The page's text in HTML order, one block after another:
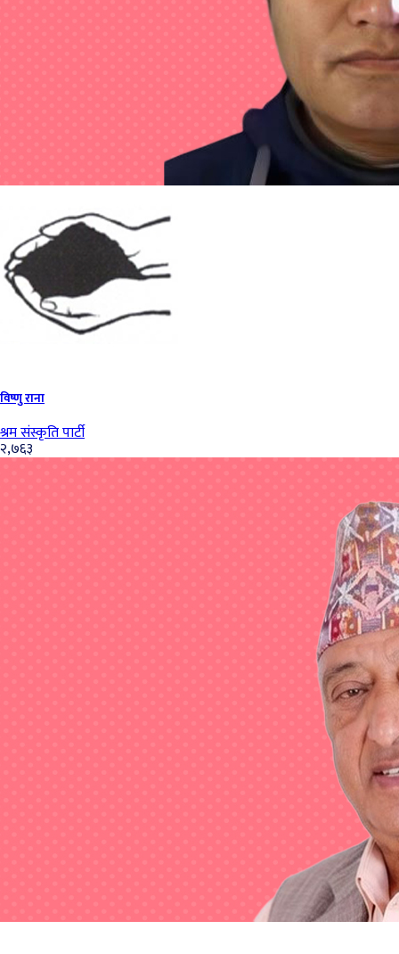
विष्‍णु राना
श्रम संस्कृति पार्टी
२,७६३